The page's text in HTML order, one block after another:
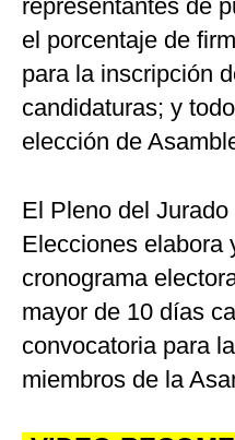
representantes de
el porcentaje de
para la inscripción
candidaturas; y
elección de
El Pleno del
Elecciones elabora
cronograma
mayor de 10 días
convocatoria para
miembros de la